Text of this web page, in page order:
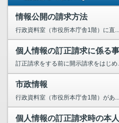
情報公開の請求方法
行政資料室（市役所本庁舎1階）に直...
個人情報の訂正請求に係る
訂正請求をする前に開示請求をはじめ
市政情報
行政資料室（市役所本庁舎1階）があ...
個人情報の訂正請求時の本